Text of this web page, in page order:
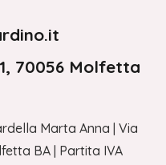
70056 Molfetta
Marta Anna | Via
BA | Partita IVA